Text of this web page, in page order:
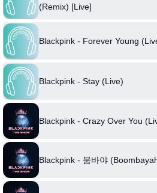
(Remix) [Live]
Blackpink - Forever Young
Blackpink - Stay (Live)
Blackpink - Crazy Over You
Blackpink - 붐바야